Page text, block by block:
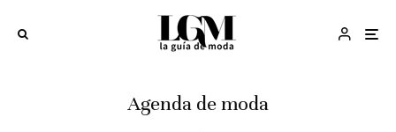
Agenda de moda